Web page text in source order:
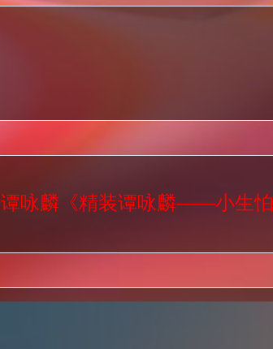
谭咏麟《精装谭咏麟——小生